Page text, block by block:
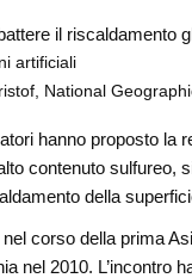
artificiali
National
hanno proposto la
contenuto sulfureo,
della
corso della prima
nel 2010. L’incontro